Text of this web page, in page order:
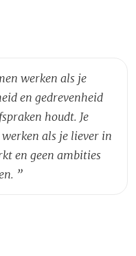
werken als je
en gedrevenheid
houdt. Je
als je liever in
en geen ambities
”